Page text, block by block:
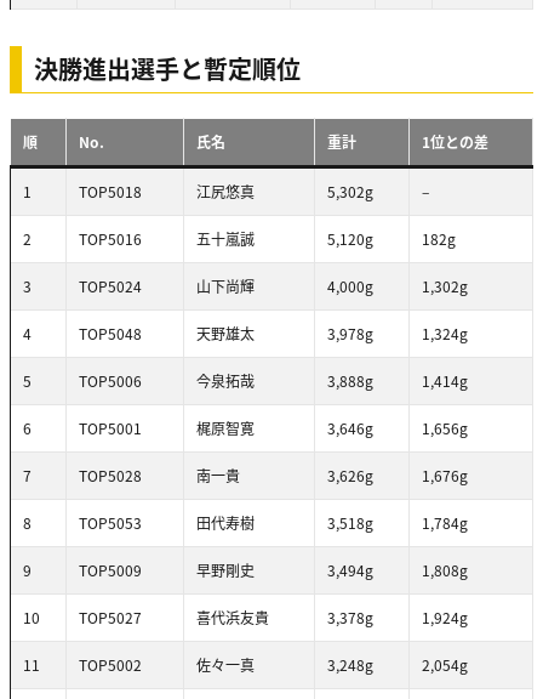
決勝進出選手と暫定順位
順 No. 氏名 重計 1位との差
1 TOP5018 江尻悠真 5,302g –
2 TOP5016 五十嵐誠 5,120g 182g
3 TOP5024 山下尚輝 4,000g 1,302g
4 TOP5048 天野雄太 3,978g 1,324g
5 TOP5006 今泉拓哉 3,888g 1,414g
6 TOP5001 梶原智寛 3,646g 1,656g
7 TOP5028 南一貴 3,626g 1,676g
8 TOP5053 田代寿樹 3,518g 1,784g
9 TOP5009 早野剛史 3,494g 1,808g
10 TOP5027 喜代浜友貴 3,378g 1,924g
11 TOP5002 佐々一真 3,248g 2,054g